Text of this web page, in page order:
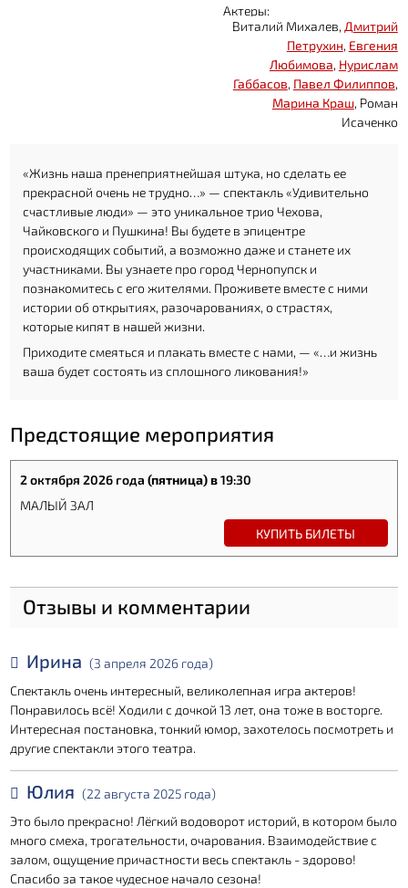
Актеры:
Виталий Михалев, Дмитрий
Петрухин, Евгения
Любимова, Нурислам
Габбасов, Павел Филиппов,
Марина Краш, Роман
Исаченко
«Жизнь наша пренеприятнейшая штука, но сделать ее
прекрасной очень не трудно…» — спектакль «Удивительно
счастливые люди» — это уникальное трио Чехова,
Чайковского и Пушкина! Вы будете в эпицентре
происходящих событий, а возможно даже и станете их
участниками. Вы узнаете про город Чернопупск и
познакомитесь с его жителями. Проживете вместе с ними
истории об открытиях, разочарованиях, о страстях,
которые кипят в нашей жизни.
Приходите смеяться и плакать вместе с нами, — «…и жизнь
ваша будет состоять из сплошного ликования!»
Предстоящие мероприятия
2 октября 2026 года (пятница) в19:30
МАЛЫЙ ЗАЛ
КУПИТЬ БИЛЕТЫ
Отзывы и комментарии
Ирина (3 апреля 2026 года)
Спектакль очень интересный, великолепная игра актеров!
Понравилось всё! Ходили с дочкой 13 лет, она тоже в восторге.
Интересная постановка, тонкий юмор, захотелось посмотреть и
другие спектакли этого театра.
Юлия (22 августа 2025 года)
Это было прекрасно! Лёгкий водоворот историй, в котором было
много смеха, трогательности, очарования. Взаимодействие с
залом, ощущение причастности весь спектакль - здорово!
Спасибо за такое чудесное начало сезона!